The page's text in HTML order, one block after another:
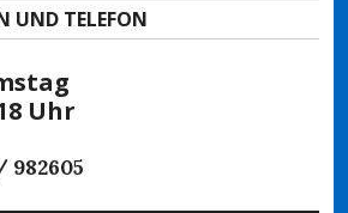
UND TELEFON
Uhr
982605